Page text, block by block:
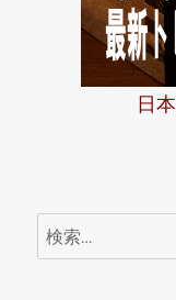
日
検
索: